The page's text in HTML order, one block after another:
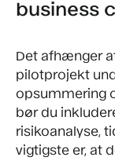
business
Det afhænger
pilotprojekt
opsummering
bør du
risikoanalyse,
vigtigste er, at